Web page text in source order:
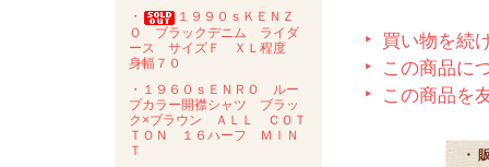
・
１９９０ｓＫＥＮＺ
Ｏ ブラックデニム ライダ
ース サイズＦ ＸＬ程度
身幅７０
・１９６０ｓＥＮＲＯ ルー
プカラー開襟シャツ ブラッ
ク×ブラウン ＡＬＬ ＣＯＴ
ＴＯＮ １６ハーフ ＭＩＮ
Ｔ
買い物を続
この商品に
この商品を
・